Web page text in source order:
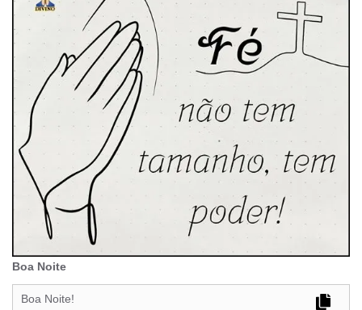
Boa Noite
Boa Noite!